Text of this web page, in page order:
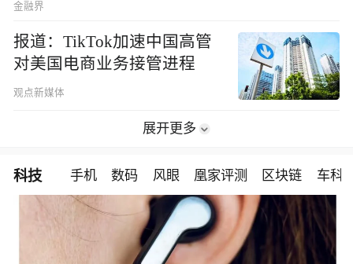
金融界
报道：TikTok加速中国高管
对美国电商业务接管进程
观点新媒体
展开更多
科技 手机 数码 风眼 凰家评测 区块链 车科